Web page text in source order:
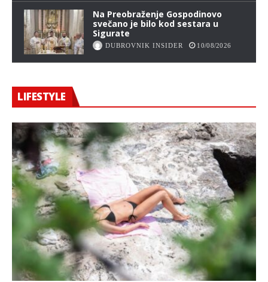
Na Preobraženje Gospodinovo
svečano je bilo kod sestara u
Sigurate
DUBROVNIK INSIDER 10/08/2026
LIFESTYLE